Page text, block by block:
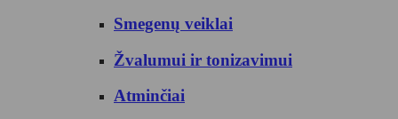
Smegenų veiklai
Žvalumui ir tonizavimui
Atminčiai